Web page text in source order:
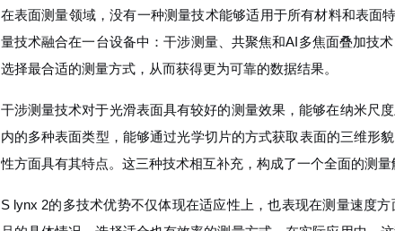
在表面测量领域，没有一种测量技术能够适用于所有材料和表面
量技术融合在一台设备中：干涉测量、共聚焦和AI多焦面叠加技
选择最合适的测量方式，从而获得更为可靠的数据结果。
干涉测量技术对于光滑表面具有较好的测量效果，能够在纳米尺
内的多种表面类型，能够通过光学切片的方式获取表面的三维形
性方面具有其特点。这三种技术相互补充，构成了一个全面的测量
S lynx 2的多技术优势不仅体现在适应性上，也表现在测量速度